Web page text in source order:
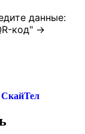
данные:
код" ->
СкайТел